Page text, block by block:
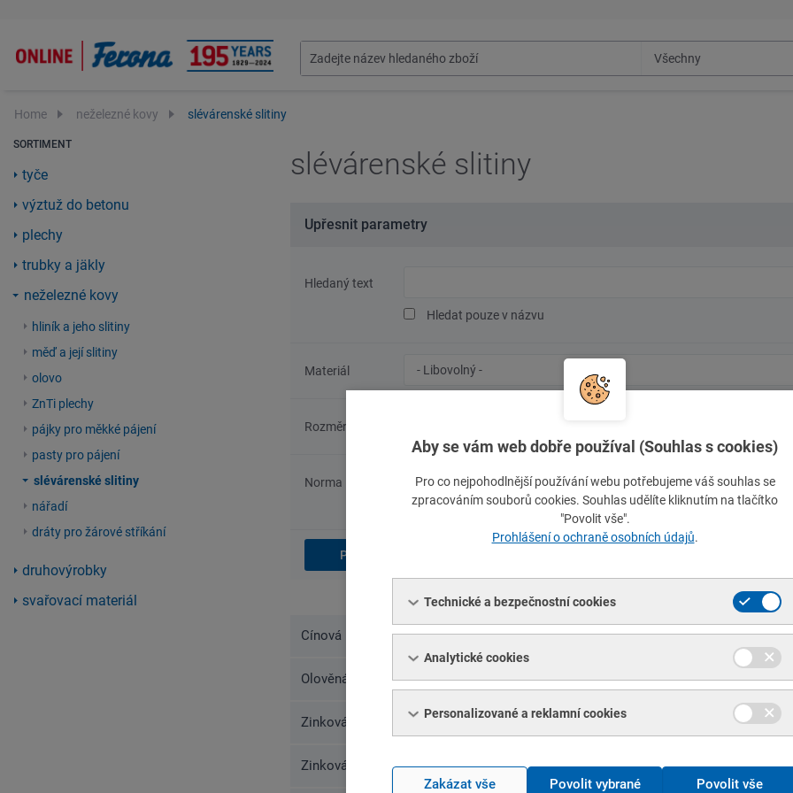
Home neželezné kovy slévárenské slitiny
SORTIMENT
tyče
výztuž do betonu
plechy
trubky a jäkly
neželezné kovy
hliník a jeho slitiny
měď a její slitiny
olovo
ZnTi plechy
pájky pro měkké pájení
pasty pro pájení
slévárenské slitiny
nářadí
dráty pro žárové stříkání
druhovýrobky
svařovací materiál
slévárenské slitiny
Upřesnit parametry
Hledaný text
Hledat pouze v názvu
Materiál
oceli/materiál
Rozměry
Norma
normy
normy
Cínová kompozice ingoty, ČSN 42 8110 // označení Stanit
Olověná kompozice ingoty, ČSN 42 8110 // označení Asmit
Zinková slitina ingoty ZAMAK2, EN 1774, zn. ZnAl4Cu3
Zinková slitina ingoty ZAMAK3, EN 1774, zn. ZnAl4
Aby se vám web dobře používal (Souhlas s cookies)
Pro co nejpohodlnější používání webu potřebujeme váš souhlas se
zpracováním souborů cookies. Souhlas udělíte kliknutím na tlačítko
"Povolit vše".
Prohlášení o ochraně osobních údajů.
Technické a bezpečnostní cookies
Analytické cookies
Personalizované a reklamní cookies
Povolit vše
Zakázat vše Povolit vybrané